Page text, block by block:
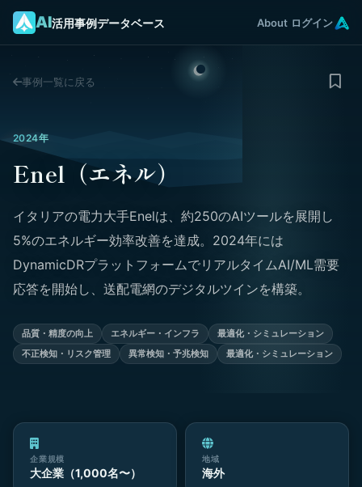
AI活用事例データベース About ログイン
事例一覧に戻る
2024年
Enel（エネル）
イタリアの電力大手Enelは、約250のAIツールを展開し
5%のエネルギー効率改善を達成。2024年には
DynamicDRプラットフォームでリアルタイムAI/ML需要
応答を開始し、送配電網のデジタルツインを構築。
品質・精度の向上 エネルギー・インフラ
最適化・シミュレーション
不正検知・リスク管理
異常検知・予兆検知 最適化・シミュレーション
企業規模
大企業（1,000名〜）
地域
海外